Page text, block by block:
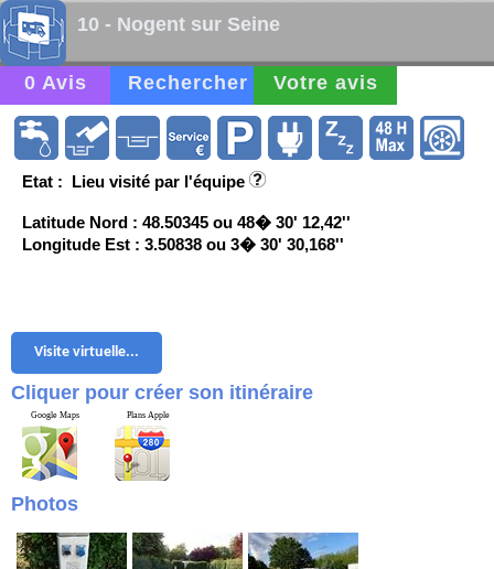
10 - Nogent sur Seine
0 Avis Rechercher Votre avis
Etat : Lieu visité par l'équipe
Latitude Nord : 48.50345 ou 48� 30' 12,42''
Longitude Est : 3.50838 ou 3� 30' 30,168''
Visite virtuelle...
Cliquer pour créer son itinéraire
Google Maps Plans Apple
Photos